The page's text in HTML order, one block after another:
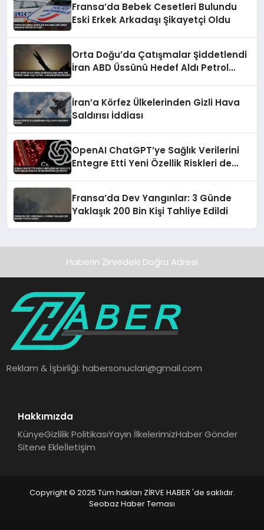
Fransa’da Bebek Cesetleri Bulundu
Eski Erkek Arkadaşı Şikayetçi Oldu
Orta Doğu’da Çatışmalar Şiddetlendi
İran ABD Üssünü Hedef Aldı Petrol
İran’a Körfez Ülkelerinden Gizli Hava
Saldırısı İddiası
OpenAI ChatGPT’ye Sağlık Verilerini
Entegre Etti Yeni Özellik Riskleri de
Fransa’da Dev Yangınlar: 3 Günde
Yaklaşık 200 Bin Kişi Tahliye Edildi
Haberin Zirvedeki Doğru Adresi
Reklam & İşbirliği:habersonuclari@gmail.com
Hakkımızda
KünyeGizlilik PolitikasıYayın İlkelerimizHaber Gönder
Sitene Ekleİletişim
Copyright © 2025 Tüm hakları ZİRVE HABER 'de saklıdır.
Seobaz Haber Teması